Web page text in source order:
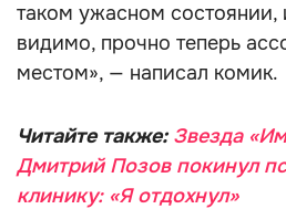
таком ужасном
видимо, прочно теперь
местом», — написал комик.
Читайте также: Звезда
Дмитрий Позов покинул
клинику: «Я отдохнул»